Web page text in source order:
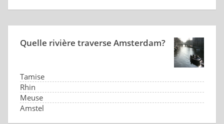
Quelle rivière traverse Amsterdam?
Tamise
Rhin
Meuse
Amstel